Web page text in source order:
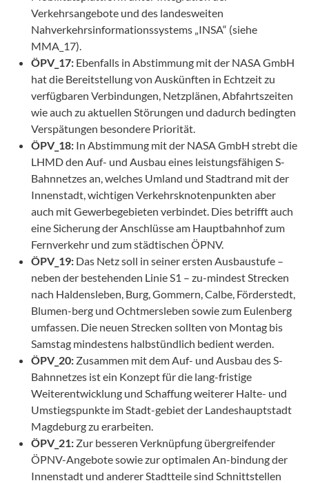
Verkehrsangebote und des landesweiten
Nahverkehrsinformationssystems „INSA“ (siehe
MMA_17).
ÖPV_17: Ebenfalls in Abstimmung mit der NASA GmbH
hat die Bereitstellung von Auskünften in Echtzeit zu
verfügbaren Verbindungen, Netzplänen, Abfahrtszeiten
wie auch zu aktuellen Störungen und dadurch bedingten
Verspätungen besondere Priorität.
ÖPV_18: In Abstimmung mit der NASA GmbH strebt die
LHMD den Auf- und Ausbau eines leistungsfähigen S-
Bahnnetzes an, welches Umland und Stadtrand mit der
Innenstadt, wichtigen Verkehrsknotenpunkten aber
auch mit Gewerbegebieten verbindet. Dies betrifft auch
eine Sicherung der Anschlüsse am Hauptbahnhof zum
Fernverkehr und zum städtischen ÖPNV.
ÖPV_19: Das Netz soll in seiner ersten Ausbaustufe –
neben der bestehenden Linie S1 – zu-mindest Strecken
nach Haldensleben, Burg, Gommern, Calbe, Förderstedt,
Blumen-berg und Ochtmersleben sowie zum Eulenberg
umfassen. Die neuen Strecken sollten von Montag bis
Samstag mindestens halbstündlich bedient werden.
ÖPV_20: Zusammen mit dem Auf- und Ausbau des S-
Bahnnetzes ist ein Konzept für die lang-fristige
Weiterentwicklung und Schaffung weiterer Halte- und
Umstiegspunkte im Stadt-gebiet der Landeshauptstadt
Magdeburg zu erarbeiten.
ÖPV_21: Zur besseren Verknüpfung übergreifender
ÖPNV-Angebote sowie zur optimalen An-bindung der
Innenstadt und anderer Stadtteile sind Schnittstellen